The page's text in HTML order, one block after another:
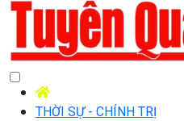
THỜI SỰ - CHÍNH TRỊ